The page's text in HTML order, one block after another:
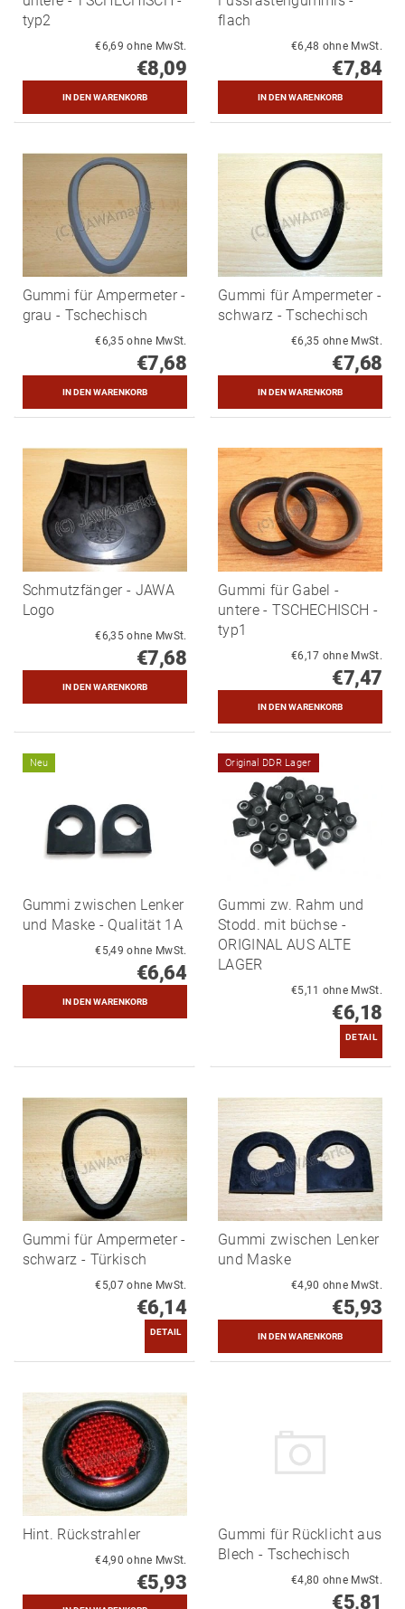
typ2
€6,69 ohne MwSt.
€8,09
flach
€6,48 ohne MwSt.
€7,84
Gummi für Ampermeter -
grau - Tschechisch
€6,35 ohne MwSt.
€7,68
Gummi für Ampermeter -
schwarz - Tschechisch
€6,35 ohne MwSt.
€7,68
Schmutzfänger - JAWA
Logo
€6,35 ohne MwSt.
€7,68
Gummi für Gabel -
untere - TSCHECHISCH -
typ1
€6,17 ohne MwSt.
€7,47
Neu
Gummi zwischen Lenker
und Maske - Qualität 1A
€5,49 ohne MwSt.
€6,64
Original DDR Lager
Gummi zw. Rahm und
Stodd. mit büchse -
ORIGINAL AUS ALTE
LAGER
€5,11 ohne MwSt.
€6,18
DETAIL
Gummi für Ampermeter -
schwarz - Türkisch
€5,07 ohne MwSt.
€6,14
DETAIL
Gummi zwischen Lenker
und Maske
€4,90 ohne MwSt.
€5,93
Hint. Rückstrahler
€4,90 ohne MwSt.
€5,93
Gummi für Rücklicht aus
Blech - Tschechisch
€4,80 ohne MwSt.
€5,81